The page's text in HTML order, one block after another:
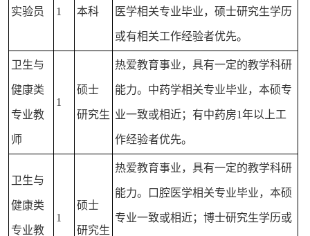
实验员 1 本科 医学相关专业毕业，硕士研究生学历
或有相关工作经验者优先。
卫生与
健康类
专业教
师
1
硕士
研究生
热爱教育事业，具有一定的教学科研
能力。中药学相关专业毕业，本硕专
业一致或相近；有中药房1年以上工
作经验者优先。
卫生与
健康类
专业教
1
硕士
研究生
热爱教育事业，具有一定的教学科研
能力。口腔医学相关专业毕业，本硕
专业一致或相近；博士研究生学历或